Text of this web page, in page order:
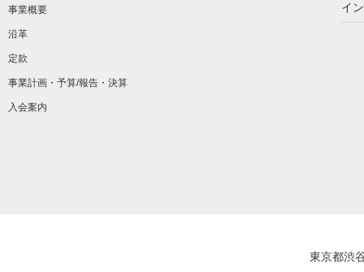
事業概要
沿革
定款
事業計画・予算/報告・決算
入会案内
イ
東京都渋